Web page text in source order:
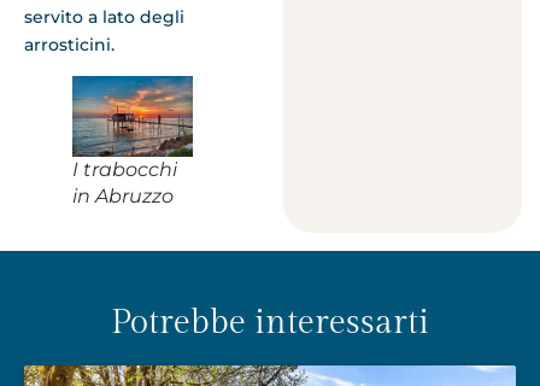
servito a lato degli
arrosticini.
I trabocchi
in Abruzzo
Potrebbe interessarti